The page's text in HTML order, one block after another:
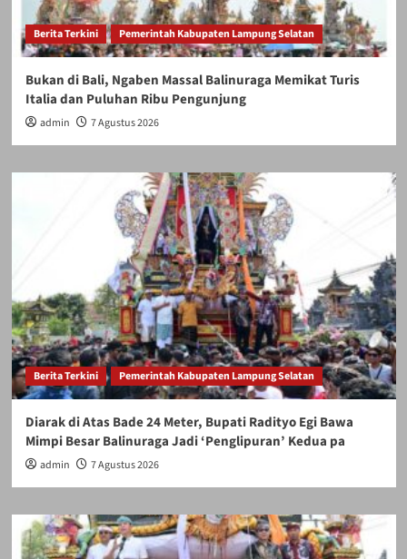
Berita Terkini Pemerintah Kabupaten Lampung Selatan
Bukan di Bali, Ngaben Massal Balinuraga Memikat Turis
Italia dan Puluhan Ribu Pengunjung
admin 7 Agustus 2026
Berita Terkini Pemerintah Kabupaten Lampung Selatan
Diarak di Atas Bade 24 Meter, Bupati Radityo Egi Bawa
Mimpi Besar Balinuraga Jadi ‘Penglipuran’ Kedua pa
admin 7 Agustus 2026